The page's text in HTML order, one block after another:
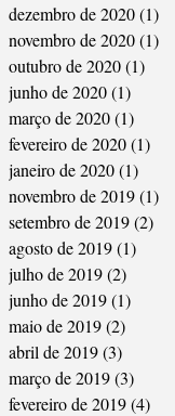
dezembro de 2020(1)
novembro de 2020(1)
outubro de 2020(1)
junho de 2020(1)
março de 2020(1)
fevereiro de 2020(1)
janeiro de 2020(1)
novembro de 2019(1)
setembro de 2019(2)
agosto de 2019(1)
julho de 2019(2)
junho de 2019(1)
maio de 2019(2)
abril de 2019(3)
março de 2019(3)
fevereiro de 2019(4)